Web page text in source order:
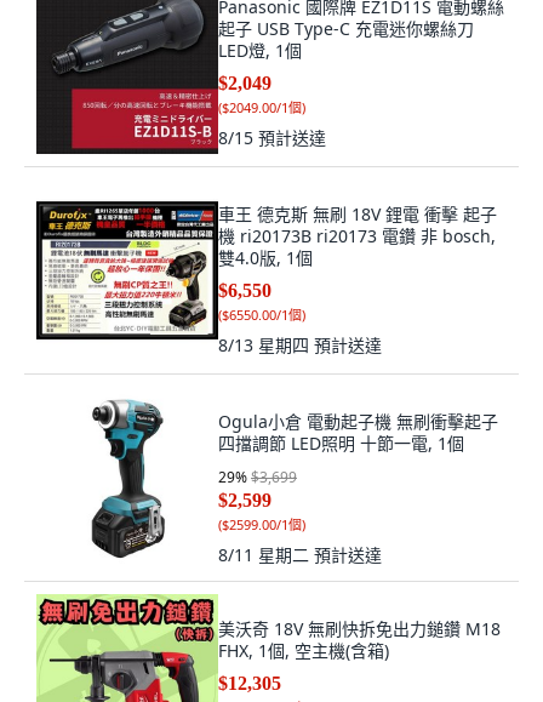
Panasonic 國際牌 EZ1D11S 電動螺絲
起子 USB Type-C 充電迷你螺絲刀
LED燈, 1個
$2,049
($2049.00/1個)
8/15 預計送達
車王 德克斯 無刷 18V 鋰電 衝擊 起子
機 ri20173B ri20173 電鑽 非 bosch,
雙4.0版, 1個
$6,550
($6550.00/1個)
8/13 星期四 預計送達
Ogula小倉 電動起子機 無刷衝擊起子
四擋調節 LED照明 十節一電, 1個
29%$3,699
$2,599
($2599.00/1個)
8/11 星期二 預計送達
美沃奇 18V 無刷快拆免出力鎚鑽 M18
FHX, 1個, 空主機(含箱)
$12,305